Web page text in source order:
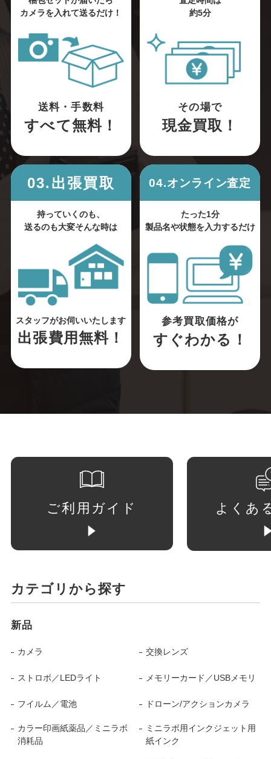
カメラを入れて送るだけ！
送料・手数料
すべて無料！
約5分
その場で
現金買取！
03.出張買取
持っていくのも、
送るのも大変そんな時は
スタッフがお伺いいたします
出張費用無料！
04.オンライン査定
たった1分
製品名や状態を入力するだけ
参考買取価格が
すぐわかる！
ご利用ガイド よくあ
カテゴリから探す
新品
カメラ 交換レンズ
ストロボ／LEDライト メモリーカード／USBメモリ
フイルム／電池 ドローン/アクションカメラ
カラー印画紙薬品／ミニラボ
消耗品
ミニラボ用インクジェット用
紙インク